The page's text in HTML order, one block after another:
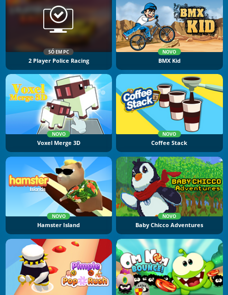
SÓ EM PC
2 Player Police Racing
NOVO
BMX Kid
NOVO
Voxel Merge 3D
NOVO
Coffee Stack
NOVO
Hamster Island
NOVO
Baby Chicco Adventures